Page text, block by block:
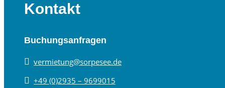
Kontakt
Buchungsanfragen
 vermietung@sorpesee.de
 +49 (0)2935 – 9699015